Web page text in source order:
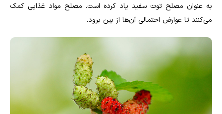
به عنوان مصلح توت سفید یاد کرده است. مصلح مواد غذایی کمک
می‌کنند تا عوارض احتمالی آن‌ها از بین برود.